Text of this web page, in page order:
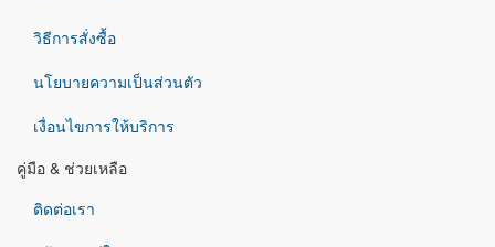
วิธีการสั่งซื้อ
นโยบายความเป็นส่วนตัว
เงื่อนไขการให้บริการ
คู่มือ & ช่วยเหลือ
ติดต่อเรา